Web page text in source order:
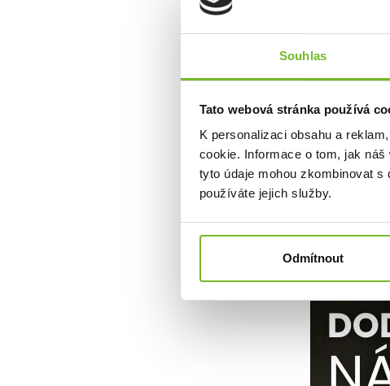
Souhlas
Tato webová stránka používá
K personalizaci obsahu a
cookie. Informace o tom, jak
tyto údaje mohou zkombinovat
používáte jejich služby.
Odmítnout
Hlavním
Dosahují toho
usilují o to stát
luxusem a kde
Všechny
HWT (úprava
Produkty
pro čističe vody
Společnost
Českou